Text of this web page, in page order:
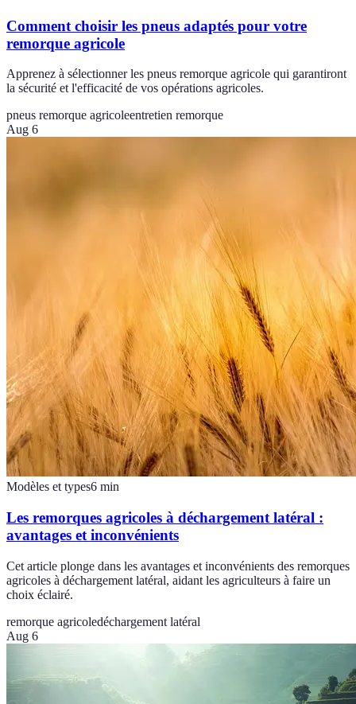
Comment choisir les pneus adaptés pour votre
remorque agricole
Apprenez à sélectionner les pneus remorque agricole qui garantiront
la sécurité et l'efficacité de vos opérations agricoles.
pneus remorque agricoleentretien remorque
Aug 6
Modèles et types6 min
Les remorques agricoles à déchargement latéral :
avantages et inconvénients
Cet article plonge dans les avantages et inconvénients des remorques
agricoles à déchargement latéral, aidant les agriculteurs à faire un
choix éclairé.
remorque agricoledéchargement latéral
Aug 6